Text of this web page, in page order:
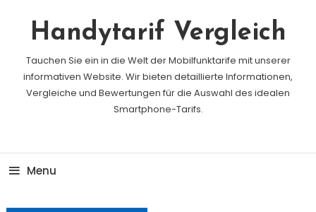
Handytarif Vergleich
Tauchen Sie ein in die Welt der Mobilfunktarife mit unserer
informativen Website. Wir bieten detaillierte Informationen,
Vergleiche und Bewertungen für die Auswahl des idealen
Smartphone-Tarifs.
Menu